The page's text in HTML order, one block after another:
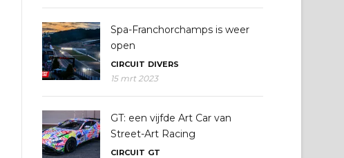
Spa-Franchorchamps is weer
open
CIRCUIT DIVERS
15 mrt 2023
GT: een vijfde Art Car van
Street-Art Racing
CIRCUIT GT